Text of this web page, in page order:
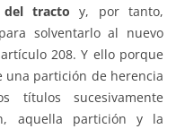
del tracto y, por tanto,
solventarlo al nuevo
208. Y ello porque
una partición de herencia
títulos sucesivamente
aquella partición y la